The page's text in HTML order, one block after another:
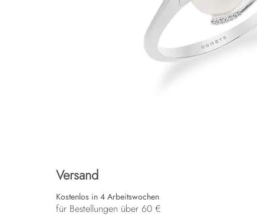
Versand
Kostenlos in 4 Arbeitswochen
für Bestellungen über 60 €